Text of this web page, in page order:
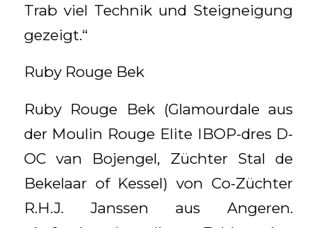
Trab viel Technik und Steigneigung
gezeigt.“
Ruby Rouge Bek
Ruby Rouge Bek (Glamourdale aus
der Moulin Rouge Elite IBOP-dres D-
OC van Bojengel, Züchter Stal de
Bekelaar of Kessel) von Co-Züchter
R.H.J. Janssen aus Angeren.